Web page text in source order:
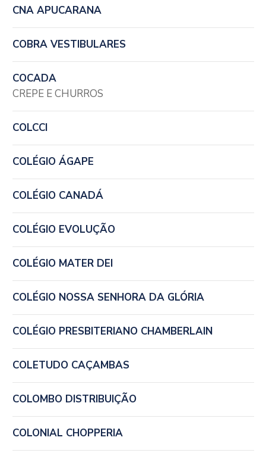
CNA APUCARANA
COBRA VESTIBULARES
COCADA
CREPE E CHURROS
COLCCI
COLÉGIO ÁGAPE
COLÉGIO CANADÁ
COLÉGIO EVOLUÇÃO
COLÉGIO MATER DEI
COLÉGIO NOSSA SENHORA DA GLÓRIA
COLÉGIO PRESBITERIANO CHAMBERLAIN
COLETUDO CAÇAMBAS
COLOMBO DISTRIBUIÇÃO
COLONIAL CHOPPERIA